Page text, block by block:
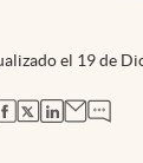
el 19 de
en nueva
abre en nueva
abre en
abre en